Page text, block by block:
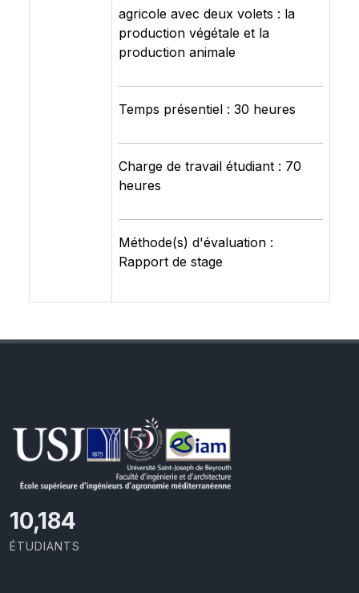
agricole avec deux volets : la
production végétale et la
production animale
Temps présentiel : 30 heures
Charge de travail étudiant : 70
heures
Méthode(s) d'évaluation :
Rapport de stage
10,801
ÉTUDIANTS